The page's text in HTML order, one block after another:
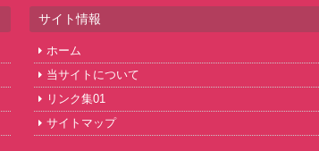
サイト情報
ホーム
当サイトについて
リンク集01
サイトマップ